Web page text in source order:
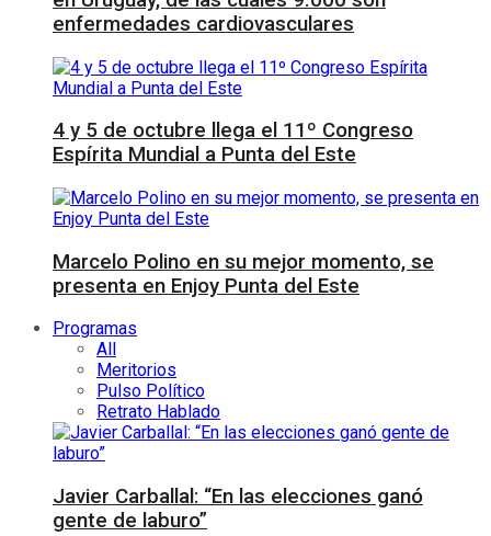
enfermedades cardiovasculares
4 y 5 de octubre llega el 11º Congreso
Espírita Mundial a Punta del Este
Marcelo Polino en su mejor momento, se
presenta en Enjoy Punta del Este
Programas
All
Meritorios
Pulso Político
Retrato Hablado
Javier Carballal: “En las elecciones ganó
gente de laburo”